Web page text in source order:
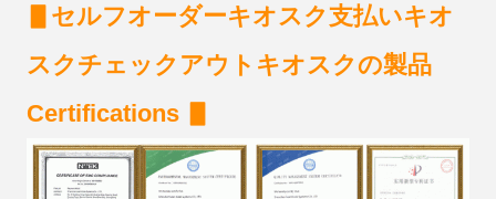
セルフオーダーキオスク支払いキオ
スクチェックアウトキオスクの製品
Certifications